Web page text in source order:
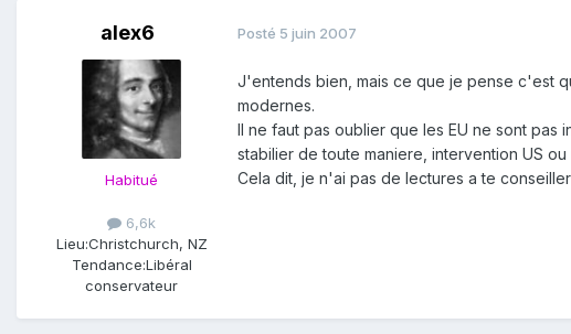
alex6
Habitué
6,6k
Lieu:Christchurch, NZ
Tendance:Libéral
conservateur
Posté 5 juin 2007
J'entends bien, mais ce que je pense c'est
modernes.
Il ne faut pas oublier que les EU ne sont pas
stabilier de toute maniere, intervention US ou
Cela dit, je n'ai pas de lectures a te